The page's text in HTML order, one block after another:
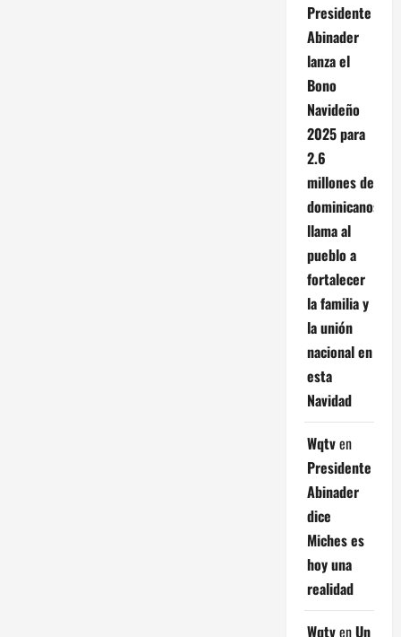
Presidente
Abinader
lanza el
Bono
Navideño
2025 para
2.6
millones de
dominicanos;
llama al
pueblo a
fortalecer
la familia y
la unión
nacional en
esta
Navidad
Wqtven
Presidente
Abinader
dice
Miches es
hoy una
realidad
WqtvenUn